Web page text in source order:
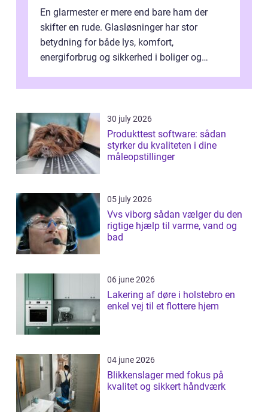
En glarmester er mere end bare ham der
skifter en rude. Glasløsninger har stor
betydning for både lys, komfort,
energiforbrug og sikkerhed i boliger og
30 july 2026
Produkttest software: sådan
styrker du kvaliteten i dine
måleopstillinger
05 july 2026
Vvs viborg sådan vælger du den
rigtige hjælp til varme, vand og
bad
06 june 2026
Lakering af døre i holstebro en
enkel vej til et flottere hjem
04 june 2026
Blikkenslager med fokus på
kvalitet og sikkert håndværk